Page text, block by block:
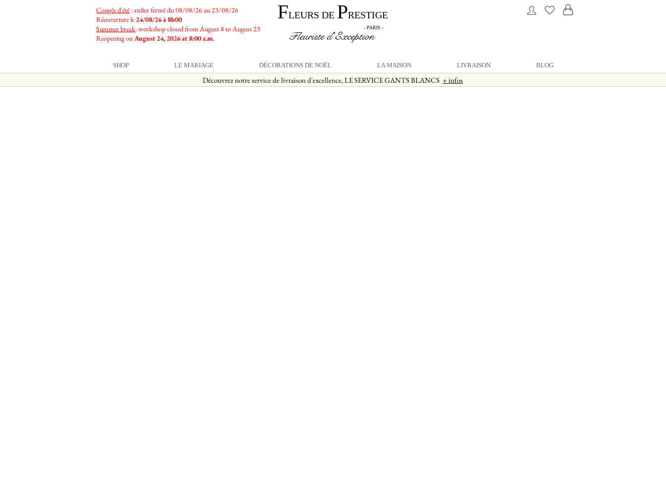
FLEURS DE PRESTIGE
Fleuriste d'Exception
- PARIS -
Congés d'été : atelier fermé du 08/08/26 au 23/08/26
Réouverture le 24/08/26 à 8h00
Summer break: workshop closed from August 8 to August 23
Reopening onAugust 24, 2026 at 8:00 a.m.
SHOP LE MARIAGE DÉCORATIONS DE NOËL LA MAISON LIVRAISON BLOG
Découvrez notre service de livraison d'excellence, LE SERVICE GANTS BLANCS + infos